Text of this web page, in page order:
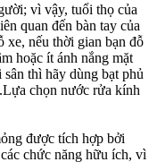
vì vậy, tuổi thọ của
quan đến bàn tay của
xe, nếu thời gian bạn đỗ
hoặc ít ánh nắng mặt
thì hãy dùng bạt phủ
chọn nước rửa kính
được tích hợp bởi
chức năng hữu ích, vì